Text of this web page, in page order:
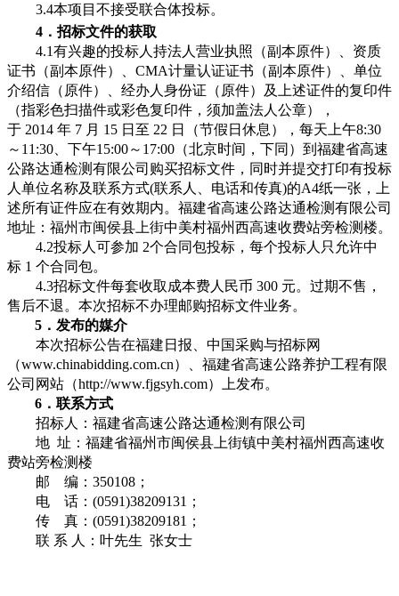
3.4本项目不接受联合体投标。
4．招标文件的获取
4.1有兴趣的投标人持法人营业执照（副本原件）、资质
证书（副本原件）、CMA计量认证证书（副本原件）、单位
介绍信（原件）、经办人身份证（原件）及上述证件的复印件
（指彩色扫描件或彩色复印件，须加盖法人公章），
于 2014 年 7 月 15 日至 22 日（节假日休息），每天上午8:30
～11:30、下午15:00～17:00（北京时间，下同）到福建省高速
公路达通检测有限公司购买招标文件，同时并提交打印有投标
人单位名称及联系方式(联系人、电话和传真)的A4纸一张 ，上
述所有证件应在有效期内。 福建省高速公路达通检测有限公司
地址：福州市闽侯县上街中美村福州西高速收费站旁检测楼。
4.2投标人可参加 2个合同包投标，每个投标人只允许中
标 1 个合同包。
4.3招标文件每套收取成本费人民币 300 元。过期不售，
售后不退。本次招标不办理邮购招标文件业务。
5 ． 发布的媒介
本次招标公告在福建日报、中国采购与招标网
（www.chinabidding.com.cn）
、福建省高速公路养护工程有限
公司网站（http://www.fjgsyh.com）
上发布。
6 ． 联系方式
招标人：福建省高速公路达通检测有限公司
地 址：福建省福州市闽侯县上街镇中美村福州西高速收
费站旁检测楼
邮 编：350108；
电
话： (0591)38209131；
传
真： (0591)38209181；
联 系 人：叶先生 张女士